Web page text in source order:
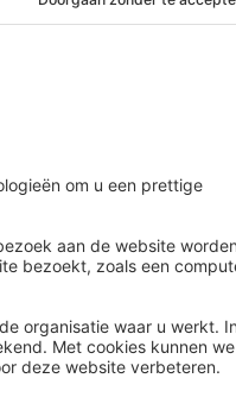
een
deel daarvan
E-